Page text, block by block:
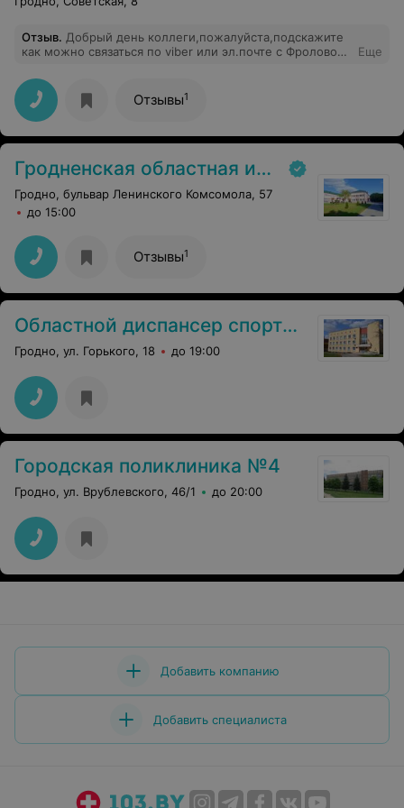
профессия приносит вам только радость! Храни Вас
Отзыв. Добрый день коллеги,пожалуйста,подскажите
как можно связаться по viber или эл.почте с Фроловой
Ивановна
Еще
Отзывы1
Гродненская областная инфекционная клиническая больница
Гродно, бульвар Ленинского Комсомола, 57
до 15:00
Отзывы1
Областной диспансер спортивной медицины
Гродно, ул. Горького, 18 до 19:00
Городская поликлиника №4
Гродно, ул. Врублевского, 46/1 до 20:00
Добавить компанию
Добавить специалиста